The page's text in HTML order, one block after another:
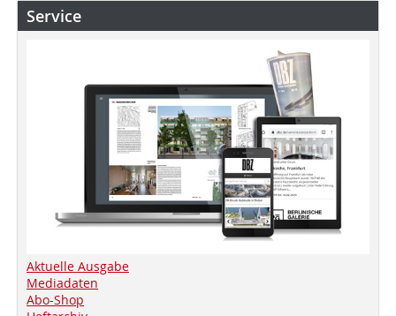
Service
Aktuelle Ausgabe
Mediadaten
Abo-Shop